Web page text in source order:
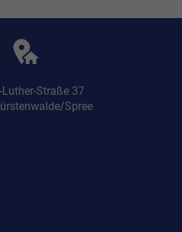
Straße 37
Spree